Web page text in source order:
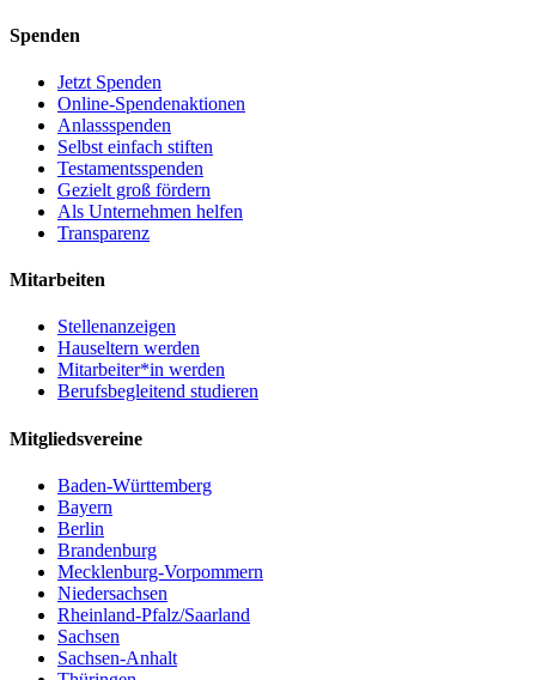
Spenden
Jetzt Spenden
Online-Spendenaktionen
Anlassspenden
Selbst einfach stiften
Testamentsspenden
Gezielt groß fördern
Als Unternehmen helfen
Transparenz
Mitarbeiten
Stellenanzeigen
Hauseltern werden
Mitarbeiter*in werden
Berufsbegleitend studieren
Mitgliedsvereine
Baden-Württemberg
Bayern
Berlin
Brandenburg
Mecklenburg-Vorpommern
Niedersachsen
Rheinland-Pfalz/Saarland
Sachsen
Sachsen-Anhalt